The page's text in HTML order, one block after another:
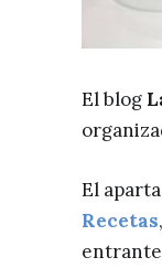
El blog
El
Recetas